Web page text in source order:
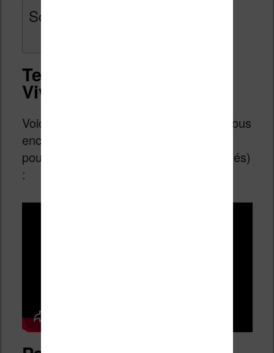
Sommaire
Test vidéo de la liseuse
Vivlio Light HD Color
Voici le test vidéo de cette liseuse (je vous
encourage à lire le reste de cette page
pour en savoir plus sur les fonctionnalités)
: